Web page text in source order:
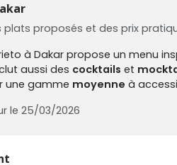
plats proposés et des prix
à Dakar propose un menu
aussi des cocktails et
une gamme moyenne à
le 25/03/2026